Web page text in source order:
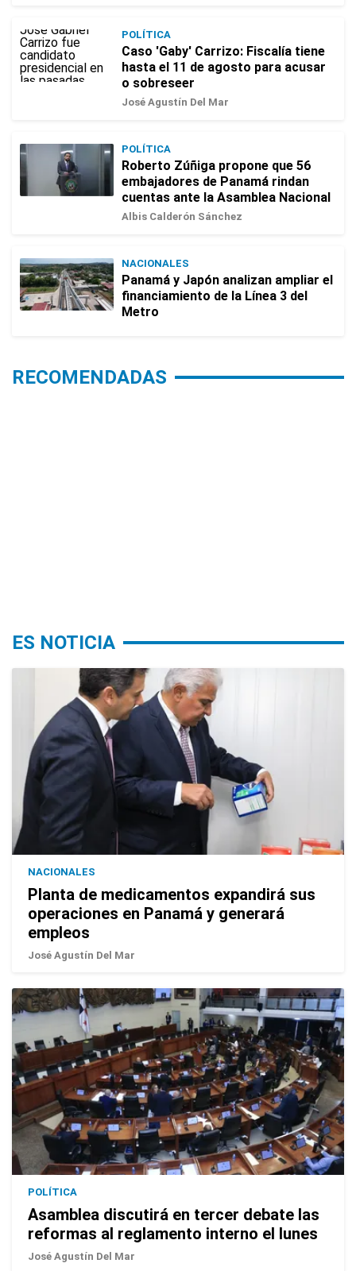
POLÍTICA
Caso 'Gaby' Carrizo: Fiscalía tiene
hasta el 11 de agosto para acusar
o sobreseer
José Agustín Del Mar
POLÍTICA
Roberto Zúñiga propone que 56
embajadores de Panamá rindan
cuentas ante la Asamblea Nacional
Albis Calderón Sánchez
NACIONALES
Panamá y Japón analizan ampliar el
financiamiento de la Línea 3 del
Metro
RECOMENDADAS
ES NOTICIA
NACIONALES
Planta de medicamentos expandirá sus
operaciones en Panamá y generará
empleos
José Agustín Del Mar
POLÍTICA
Asamblea discutirá en tercer debate las
reformas al reglamento interno el lunes
José Agustín Del Mar